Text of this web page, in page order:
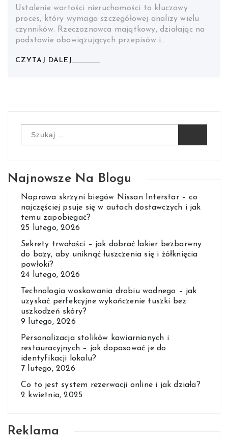
Ustalenie wartości nieruchomości to kluczowy
proces, który wymaga szczegółowej analizy wielu
czynników. Rzeczoznawca majątkowy, działając na
podstawie obowiązujących przepisów i…
CZYTAJ DALEJ
Najnowsze Na Blogu
Naprawa skrzyni biegów Nissan Interstar – co
najczęściej psuje się w autach dostawczych i jak
temu zapobiegać?
25 lutego, 2026
Sekrety trwałości – jak dobrać lakier bezbarwny
do bazy, aby uniknąć łuszczenia się i żółknięcia
powłoki?
24 lutego, 2026
Technologia woskowania drobiu wodnego – jak
uzyskać perfekcyjne wykończenie tuszki bez
uszkodzeń skóry?
9 lutego, 2026
Personalizacja stolików kawiarnianych i
restauracyjnych – jak dopasować je do
identyfikacji lokalu?
7 lutego, 2026
Co to jest system rezerwacji online i jak działa?
2 kwietnia, 2025
Reklama